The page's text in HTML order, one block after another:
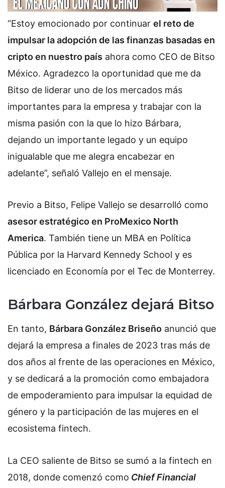
“Estoy emocionado por continuar el reto de
impulsar la adopción de las finanzas basadas en
cripto en nuestro país ahora como CEO de Bitso
México. Agradezco la oportunidad que me da
Bitso de liderar uno de los mercados más
importantes para la empresa y trabajar con la
misma pasión con la que lo hizo Bárbara,
dejando un importante legado y un equipo
inigualable que me alegra encabezar en
adelante”, señaló Vallejo en el mensaje.
Previo a Bitso, Felipe Vallejo se desarrolló como
asesor estratégico en ProMexico North
America. También tiene un MBA en Política
Pública por la Harvard Kennedy School y es
licenciado en Economía por el Tec de Monterrey.
Bárbara González dejará Bitso
En tanto, Bárbara González Briseño anunció que
dejará la empresa a finales de 2023 tras más de
dos años al frente de las operaciones en México,
y se dedicará a la promoción como embajadora
de empoderamiento para impulsar la equidad de
género y la participación de las mujeres en el
ecosistema fintech.
La CEO saliente de Bitso se sumó a la fintech en
2018, donde comenzó como Chief Financial